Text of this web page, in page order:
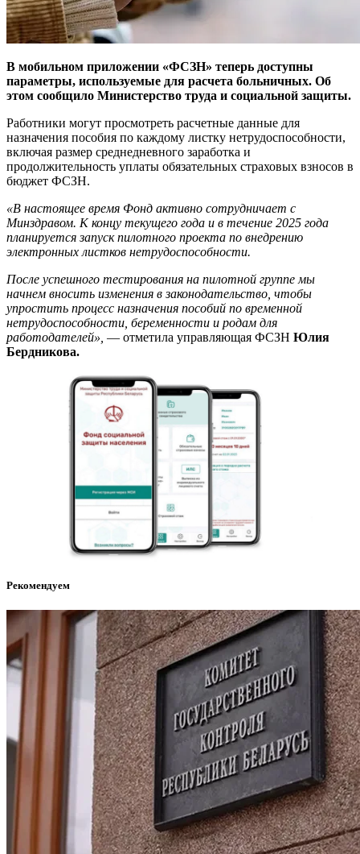
В мобильном приложении «ФСЗН» теперь доступны
параметры, используемые для расчета больничных. Об
этом сообщило Министерство труда и социальной защиты.
Работники могут просмотреть расчетные данные для
назначения пособия по каждому листку нетрудоспособности,
включая размер среднедневного заработка и
продолжительность уплаты обязательных страховых взносов в
бюджет ФСЗН.
«В настоящее время Фонд активно сотрудничает с
Минздравом. К концу текущего года и в течение 2025 года
планируется запуск пилотного проекта по внедрению
электронных листков нетрудоспособности.
После успешного тестирования на пилотной группе мы
начнем вносить изменения в законодательство, чтобы
упростить процесс назначения пособий по временной
нетрудоспособности, беременности и родам для
работодателей», — отметила управляющая ФСЗН Юлия
Бердникова.
Рекомендуем